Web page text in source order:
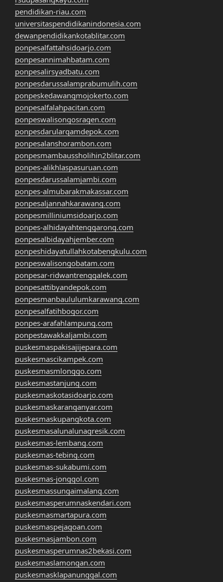
pendidikan-riau.com
universitaspendidikanindonesia.com
dewanpendidikankotablitar.com
ponpesalfattahsidoarjo.com
ponpesannimahbatam.com
ponpesalirsyadbatu.com
ponpesdarussalamprabumulih.com
ponpeskedawangmojokerto.com
ponpesalfalahpacitan.com
ponpeswalisongosragen.com
ponpesdarularqamdepok.com
ponpesalanshorambon.com
ponpesmambaussholihin2blitar.com
ponpes-alikhlaspasuruan.com
ponpesdarussalamjambi.com
ponpes-almubarakmakassar.com
ponpesaljannahkarawang.com
ponpesmilliniumsidoarjo.com
ponpes-alhidayahtenggarong.com
ponpesalbidayahjember.com
ponpeshidayatullahkotabengkulu.com
ponpeswalisongobatam.com
ponpesar-ridwantrenggalek.com
ponpesattibyandepok.com
ponpesmanbaululumkarawang.com
ponpesalfatihbogor.com
ponpes-arafahlampung.com
ponpestawakkaljambi.com
puskesmaspakisajijepara.com
puskesmascikampek.com
puskesmasmlonggo.com
puskesmastanjung.com
puskesmaskotasidoarjo.com
puskesmaskaranganyar.com
puskesmaskupangkota.com
puskesmasalunalunagresik.com
puskesmas-lembang.com
puskesmas-tebing.com
puskesmas-sukabumi.com
puskesmas-jonggol.com
puskesmassungaimalang.com
puskesmasperumnaskendari.com
puskesmasmartapura.com
puskesmaspejagoan.com
puskesmasjambon.com
puskesmasperumnas2bekasi.com
puskesmaslamongan.com
puskesmasklapanunggal.com